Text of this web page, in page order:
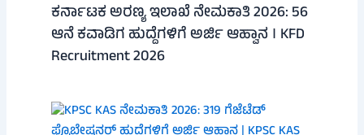
ಕರ್ನಾಟಕ ಅರಣ್ಯ ಇಲಾಖೆ ನೇಮಕಾತಿ 2026: 56
ಆನೆ ಕವಾಡಿಗ ಹುದ್ದೆಗಳಿಗೆ ಅರ್ಜಿ ಆಹ್ವಾನ । KFD
Recruitment 2026